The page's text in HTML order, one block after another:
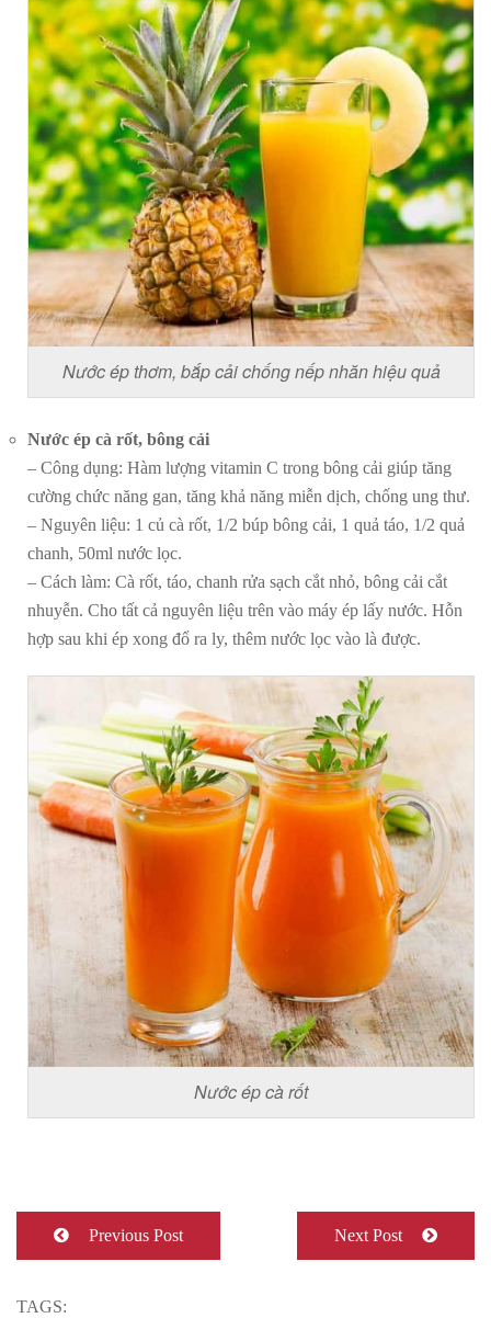
Nước ép thơm, bắp cải chống nếp nhăn hiệu quả
Nước ép cà rốt, bông cải
– Công dụng: Hàm lượng vitamin C trong bông cải giúp tăng
cường chức năng gan, tăng khả năng miễn dịch, chống ung thư.
– Nguyên liệu: 1 củ cà rốt, 1/2 búp bông cải, 1 quả táo, 1/2 quả
chanh, 50ml nước lọc.
– Cách làm: Cà rốt, táo, chanh rửa sạch cắt nhỏ, bông cải cắt
nhuyễn. Cho tất cả nguyên liệu trên vào máy ép lấy nước. Hỗn
hợp sau khi ép xong đổ ra ly, thêm nước lọc vào là được.
Nước ép cà rốt
Previous Post Next Post
TAGS: